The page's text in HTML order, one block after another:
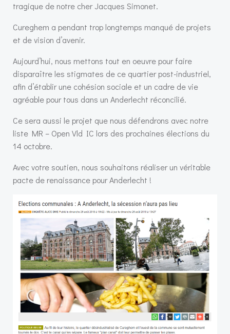
tragique de notre cher Jacques Simonet.
Cureghem a pendant trop longtemps manqué de projets
et de vision d’avenir.
Aujourd’hui, nous mettons tout en oeuvre pour faire
disparaître les stigmates de ce quartier post-industriel,
afin d’établir une cohésion sociale et un cadre de vie
agréable pour tous dans un Anderlecht réconcilié.
Ce sera aussi le projet que nous défendrons avec notre
liste MR – Open Vld IC lors des prochaines élections du
14 octobre.
Avec votre soutien, nous souhaitons réaliser un véritable
pacte de renaissance pour Anderlecht !